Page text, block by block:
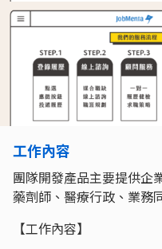
工作內容
團隊開發產品主要提供企
藥劑師、醫療行政、業務
【工作內容】